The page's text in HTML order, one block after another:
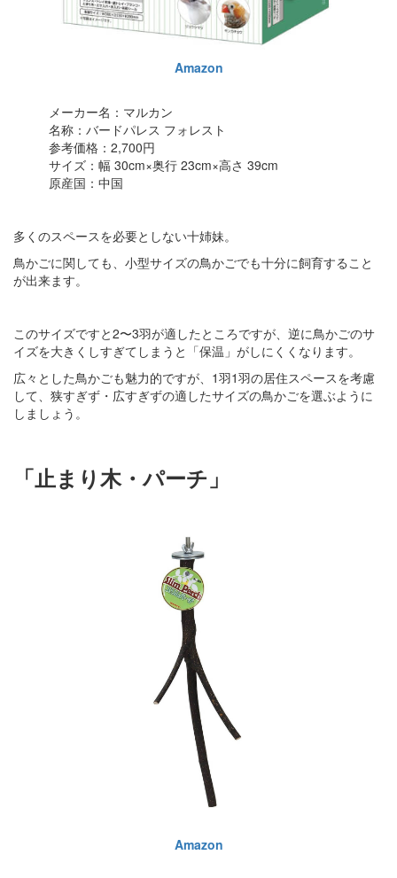
Amazon
メーカー名：マルカン
名称：バードパレス フォレスト
参考価格：2,700円
サイズ：幅 30cm×奥行 23cm×高さ 39cm
原産国：中国
多くのスペースを必要としない十姉妹。
鳥かごに関しても、小型サイズの鳥かごでも十分に飼育すること
が出来ます。
このサイズですと2〜3羽が適したところですが、逆に鳥かごのサ
イズを大きくしすぎてしまうと「保温」がしにくくなります。
広々とした鳥かごも魅力的ですが、1羽1羽の居住スペースを考慮
して、狭すぎず・広すぎずの適したサイズの鳥かごを選ぶように
しましょう。
「止まり木・パーチ」
Amazon